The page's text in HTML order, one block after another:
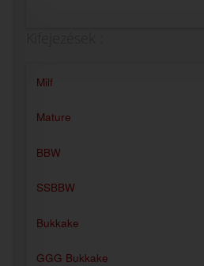
Milf
Mature
BBW
SSBBW
Bukkake
GGG Bukkake